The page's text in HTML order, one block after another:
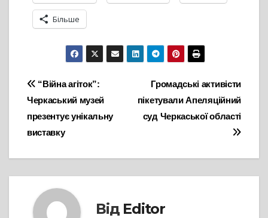
Більше
Навігація
записів
Громадські активісти
пікетували Апеляційний
суд Черкаської області
“Війна агіток”:
Черкаський музей
презентує унікальну
виставку
Від Editor